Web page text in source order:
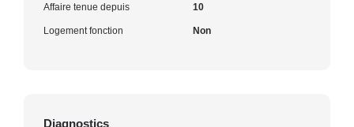
Affaire tenue depuis 10
Logement fonction Non
Diagnostics